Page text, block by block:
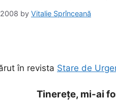
by Vitalie Sprînceană
în revista Stare de
Tinereţe, mi-ai